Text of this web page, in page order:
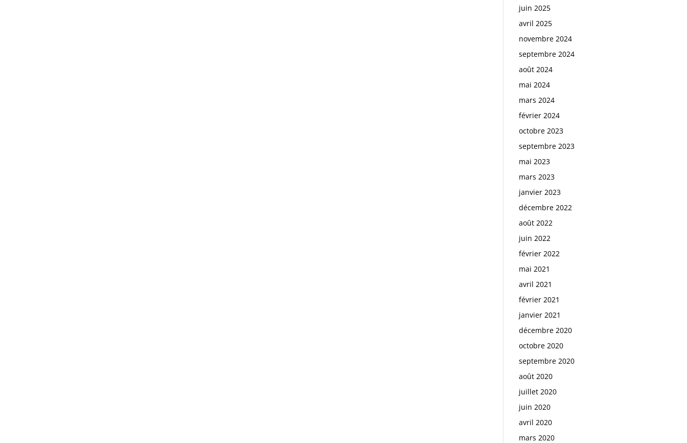
juin 2025
avril 2025
novembre 2024
septembre 2024
août 2024
mai 2024
mars 2024
février 2024
octobre 2023
septembre 2023
mai 2023
mars 2023
janvier 2023
décembre 2022
août 2022
juin 2022
février 2022
mai 2021
avril 2021
février 2021
janvier 2021
décembre 2020
octobre 2020
septembre 2020
août 2020
juillet 2020
juin 2020
avril 2020
mars 2020